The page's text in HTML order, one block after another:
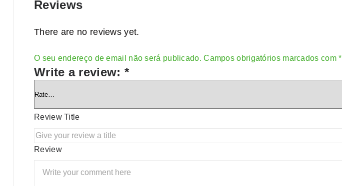
Reviews
There are no reviews yet.
O seu endereço de email não será publicado. Campos obrigatórios marcados com*
Write a review: *
Review Title
Review
Alternative: